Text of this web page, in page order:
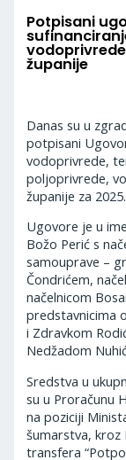
Potpisani
županije
Danas su u
potpisani
vodoprivrede,
poljoprivrede,
županije za
Ugovore je u
Božo Perić s
samouprave –
Čondrićem,
načelnicom
predstavnicima
i Zdravkom
Nedžadom
Sredstva u
su u Proračunu
na poziciji
šumarstva,
transfera